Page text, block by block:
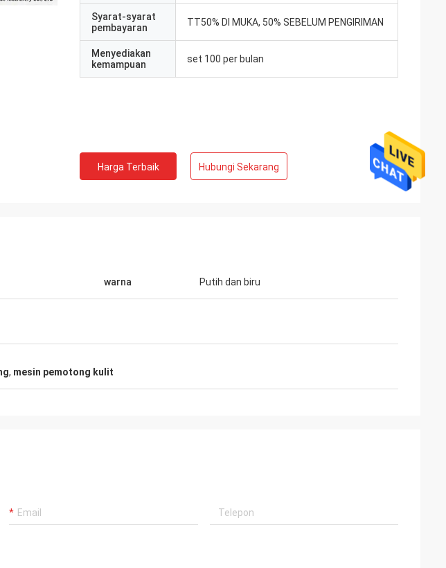
Syarat-syarat
pembayaran
TT50% DI MUKA, 50% SEBELUM PENGIRIMAN
Menyediakan
kemampuan
set 100 per bulan
Harga Terbaik Hubungi Sekarang
warna Putih dan biru
, mesin pemotong kulit